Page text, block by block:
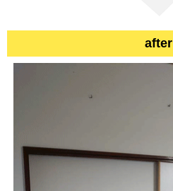
after